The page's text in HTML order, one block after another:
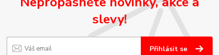
slevy!
Přihlásit se